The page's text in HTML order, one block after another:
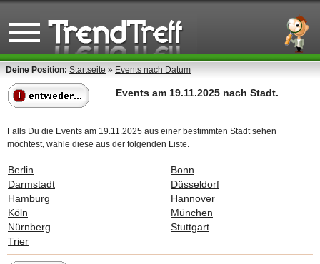
Deine Position: Startseite » Events nach Datum
Events am 19.11.2025 nach Stadt.
Falls Du die Events am 19.11.2025 aus einer bestimmten Stadt sehen
möchtest, wähle diese aus der folgenden Liste.
Berlin
Bonn
Darmstadt
Düsseldorf
Hamburg
Hannover
Köln
München
Nürnberg
Stuttgart
Trier